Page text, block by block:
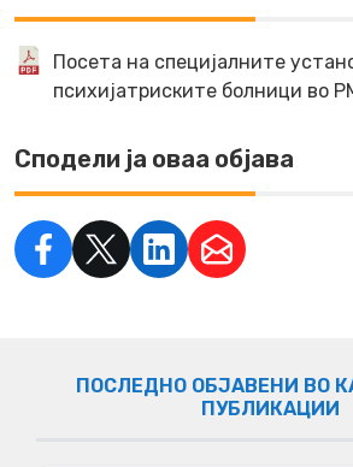
Посета на специјалните
психијатриските болници во
Сподели ја оваа објава
ПОСЛЕДНО ОБЈАВЕНИ ВО
ПУБЛИКАЦИИ